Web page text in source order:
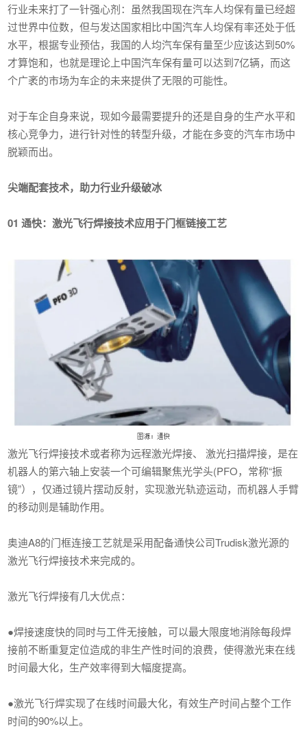
行业未来打了一针强心剂：虽然我国现在汽车人均保有量已经超
过世界中位数，但与发达国家相比中国汽车人均保有率还处于低
水平，根据专业预估，我国的人均汽车保有量至少应该达到50%
才算饱和，也就是理论上中国汽车保有量可以达到7亿辆，而这
个广袤的市场为车企的未来提供了无限的可能性。
对于车企自身来说，现如今最需要提升的还是自身的生产水平和
核心竞争力，进行针对性的转型升级，才能在多变的汽车市场中
脱颖而出。
尖端配套技术，助力行业升级破冰
01通快：激光飞行焊接技术应用于门框链接工艺
激光飞行焊接技术或者称为远程激光焊接、 激光扫描焊接，是在
机器人的第六轴上安装一个可编辑聚焦光学头(PFO，常称“振
镜”），仅通过镜片摆动反射，实现激光轨迹运动，而机器人手臂
的移动则是辅助作用。
奥迪A8的门框连接工艺就是采用配备通快公司Trudisk激光源的
激光飞行焊接技术来完成的。
激光飞行焊接有几大优点：
●焊接速度快的同时与工件无接触，可以最大限度地消除每段焊
接前不断重复定位造成的非生产性时间的浪费，使得激光束在线
时间最大化，生产效率得到大幅度提高。
●激光飞行焊实现了在线时间最大化，有效生产时间占整个工作
时间的90%以上。